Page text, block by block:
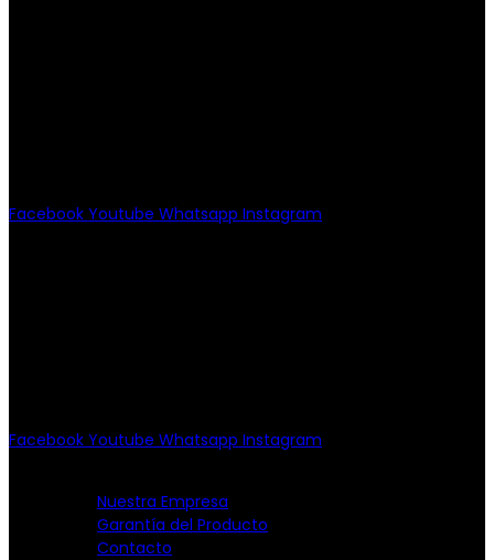
Facebook Youtube Whatsapp Instagram
Facebook Youtube Whatsapp Instagram
Nuestra Empresa
Garantía del Producto
Contacto